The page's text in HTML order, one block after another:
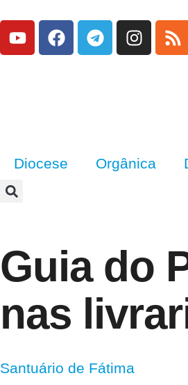
Diocese Orgânica
Guia do
nas
Santuário de Fátima